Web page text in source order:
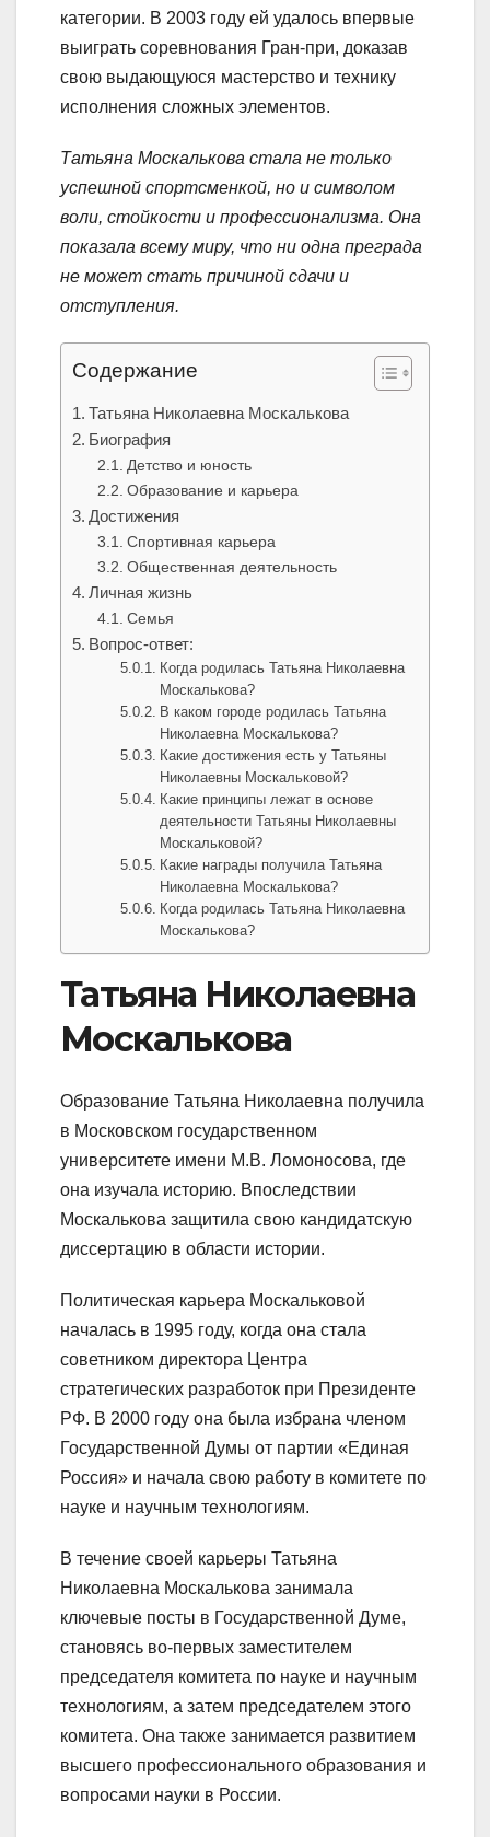
категории. В 2003 году ей удалось впервые
выиграть соревнования Гран-при, доказав
свою выдающуюся мастерство и технику
исполнения сложных элементов.
Татьяна Москалькова стала не только
успешной спортсменкой, но и символом
воли, стойкости и профессионализма. Она
показала всему миру, что ни одна преграда
не может стать причиной сдачи и
отступления.
Содержание
Татьяна Николаевна Москалькова
Биография
Детство и юность
Образование и карьера
Достижения
Спортивная карьера
Общественная деятельность
Личная жизнь
Семья
Вопрос-ответ:
Когда родилась Татьяна Николаевна
Москалькова?
В каком городе родилась Татьяна
Николаевна Москалькова?
Какие достижения есть у Татьяны
Николаевны Москальковой?
Какие принципы лежат в основе
деятельности Татьяны Николаевны
Москальковой?
Какие награды получила Татьяна
Николаевна Москалькова?
Когда родилась Татьяна Николаевна
Москалькова?
Татьяна Николаевна
Москалькова
Образование Татьяна Николаевна получила
в Московском государственном
университете имени М.В. Ломоносова, где
она изучала историю. Впоследствии
Москалькова защитила свою кандидатскую
диссертацию в области истории.
Политическая карьера Москальковой
началась в 1995 году, когда она стала
советником директора Центра
стратегических разработок при Президенте
РФ. В 2000 году она была избрана членом
Государственной Думы от партии «Единая
Россия» и начала свою работу в комитете по
науке и научным технологиям.
В течение своей карьеры Татьяна
Николаевна Москалькова занимала
ключевые посты в Государственной Думе,
становясь во-первых заместителем
председателя комитета по науке и научным
технологиям, а затем председателем этого
комитета. Она также занимается развитием
высшего профессионального образования и
вопросами науки в России.